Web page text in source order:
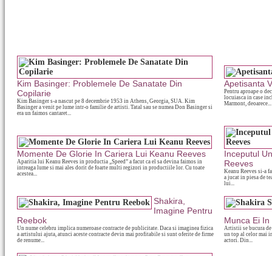
Kim Basinger: Problemele De Sanatate Din
Copilarie
Kim Basinger s-a nascut pe 8 decembrie 1953 in Athens, Georgia, SUA. Kim
Basinger a venit pe lume intr-o familie de artisti. Tatal sau se numea Don Basinger si
era un faimos cantaret...
Apetisanta
Pentru aproape o
locuiasca in case
Marmont, deoarece...
Momente De Glorie In Cariera Lui Keanu Reeves
Aparitia lui Keanu Reeves in productia „Speed” a facut ca el sa devina faimos in
intreaga lume si mai ales dorit de foarte multi regizori in productiile lor. Cu toate
acestea...
Inceputul
Reeves
Keanu Reeves si-a
a jucat in piesa de
lui...
Shakira,
Imagine Pentru
Reebok
Un nume celebru implica numeroase contracte de publicitate. Daca si imaginea fizica
a artistului ajuta, atunci aceste contracte devin mai profitabile si sunt oferite de firme
de renume...
Munca Ei
Artistii se bucura de
un top al celor mai
actori. Din...